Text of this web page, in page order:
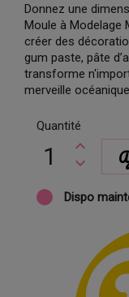
Donnez une
Moule à Modelage
créer des
gum paste, pâte
transforme
merveille
Quantité
Dispo